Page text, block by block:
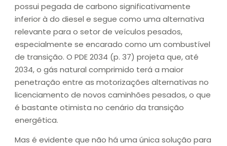
possui pegada de carbono significativamente
inferior à do diesel e segue como uma alternativa
relevante para o setor de veículos pesados,
especialmente se encarado como um combustível
de transição. O PDE 2034 (p. 37) projeta que, até
2034, o gás natural comprimido terá a maior
penetração entre as motorizações alternativas no
licenciamento de novos caminhões pesados, o que
é bastante otimista no cenário da transição
energética.
Mas é evidente que não há uma única solução para